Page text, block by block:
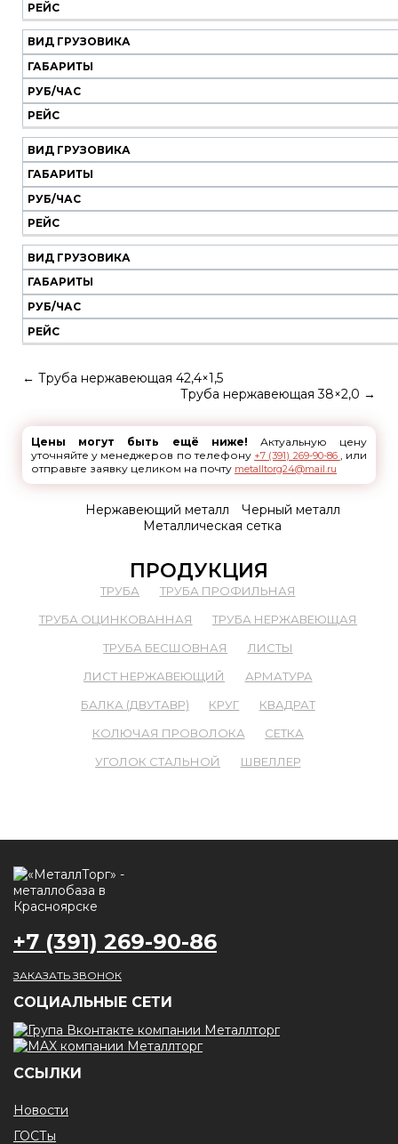
РЕЙС
ВИД ГРУЗОВИКА
ГАБАРИТЫ
РУБ/ЧАС
РЕЙС
ВИД ГРУЗОВИКА
ГАБАРИТЫ
РУБ/ЧАС
РЕЙС
ВИД ГРУЗОВИКА
ГАБАРИТЫ
РУБ/ЧАС
РЕЙС
← Труба нержавеющая 42,4×1,5
Труба нержавеющая 38×2,0 →
Цены могут быть ещё ниже! Актуальную цену
уточняйте у менеджеров по телефону +7 (391) 269-90-86 , или
отправьте заявку целиком на почту metalltorg24@mail.ru
Нержавеющий металл
Черный металл
Металлическая сетка
ПРОДУКЦИЯ
ТРУБА
ТРУБА ПРОФИЛЬНАЯ
ТРУБА ОЦИНКОВАННАЯ
ТРУБА НЕРЖАВЕЮЩАЯ
ТРУБА БЕСШОВНАЯ
ЛИСТЫ
ЛИСТ НЕРЖАВЕЮЩИЙ
АРМАТУРА
БАЛКА (ДВУТАВР)
КРУГ
КВАДРАТ
КОЛЮЧАЯ ПРОВОЛОКА
СЕТКА
УГОЛОК СТАЛЬНОЙ
ШВЕЛЛЕР
+7 (391) 269-90-86
ЗАКАЗАТЬ ЗВОНОК
CОЦИАЛЬНЫЕ СЕТИ
ССЫЛКИ
Новости
ГОСТы